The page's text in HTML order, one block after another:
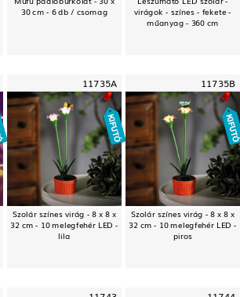
30 cm - 6 db / csomag virágok - színes - fekete -
műanyag - 360 cm
11735A
Szolár színes virág - 8 x 8 x
32 cm - 10 melegfehér LED -
lila
11735B
Szolár színes virág - 8 x 8 x
32 cm - 10 melegfehér LED -
piros